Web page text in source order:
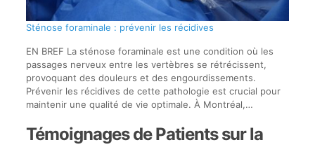
Sténose foraminale : prévenir les récidives
EN BREF La sténose foraminale est une condition où les
passages nerveux entre les vertèbres se rétrécissent,
provoquant des douleurs et des engourdissements.
Prévenir les récidives de cette pathologie est crucial pour
maintenir une qualité de vie optimale. À Montréal,…
Témoignages de Patients sur la